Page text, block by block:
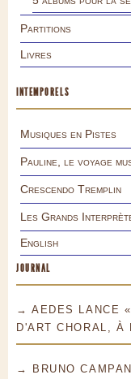
Partitions
Livres
INTEMPORELS
Musiques en Pistes
Pauline, le voyage
Crescendo Tremplin
Les Grands
English
JOURNAL
→ AEDES LANCE
D'ART CHORAL, À
→ BRUNO